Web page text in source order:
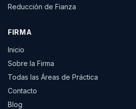
Reducción de Fianza
FIRMA
Inicio
Sobre la Firma
Todas las Áreas de Práctica
Contacto
Blog